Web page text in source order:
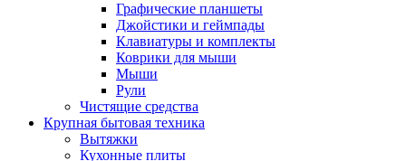
Графические планшеты
Джойстики и геймпады
Клавиатуры и комплекты
Коврики для мыши
Мыши
Рули
Чистящие средства
Крупная бытовая техника
Вытяжки
Кухонные плиты